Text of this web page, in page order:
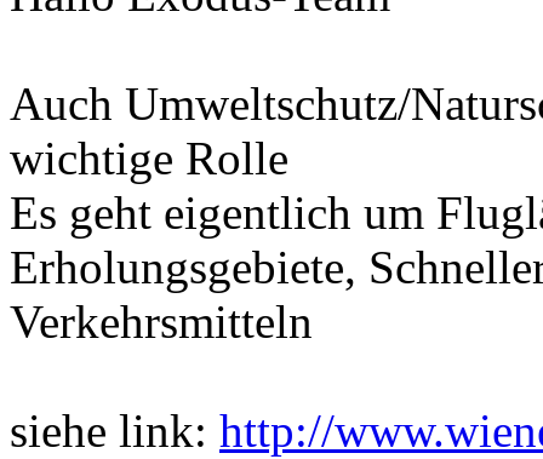
Auch Umweltschutz/
wichtige Rolle
Es geht eigentlich um
Erholungsgebiete,
Verkehrsmitteln
siehe link: http://